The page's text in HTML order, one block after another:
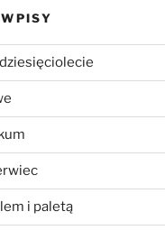
i paletą